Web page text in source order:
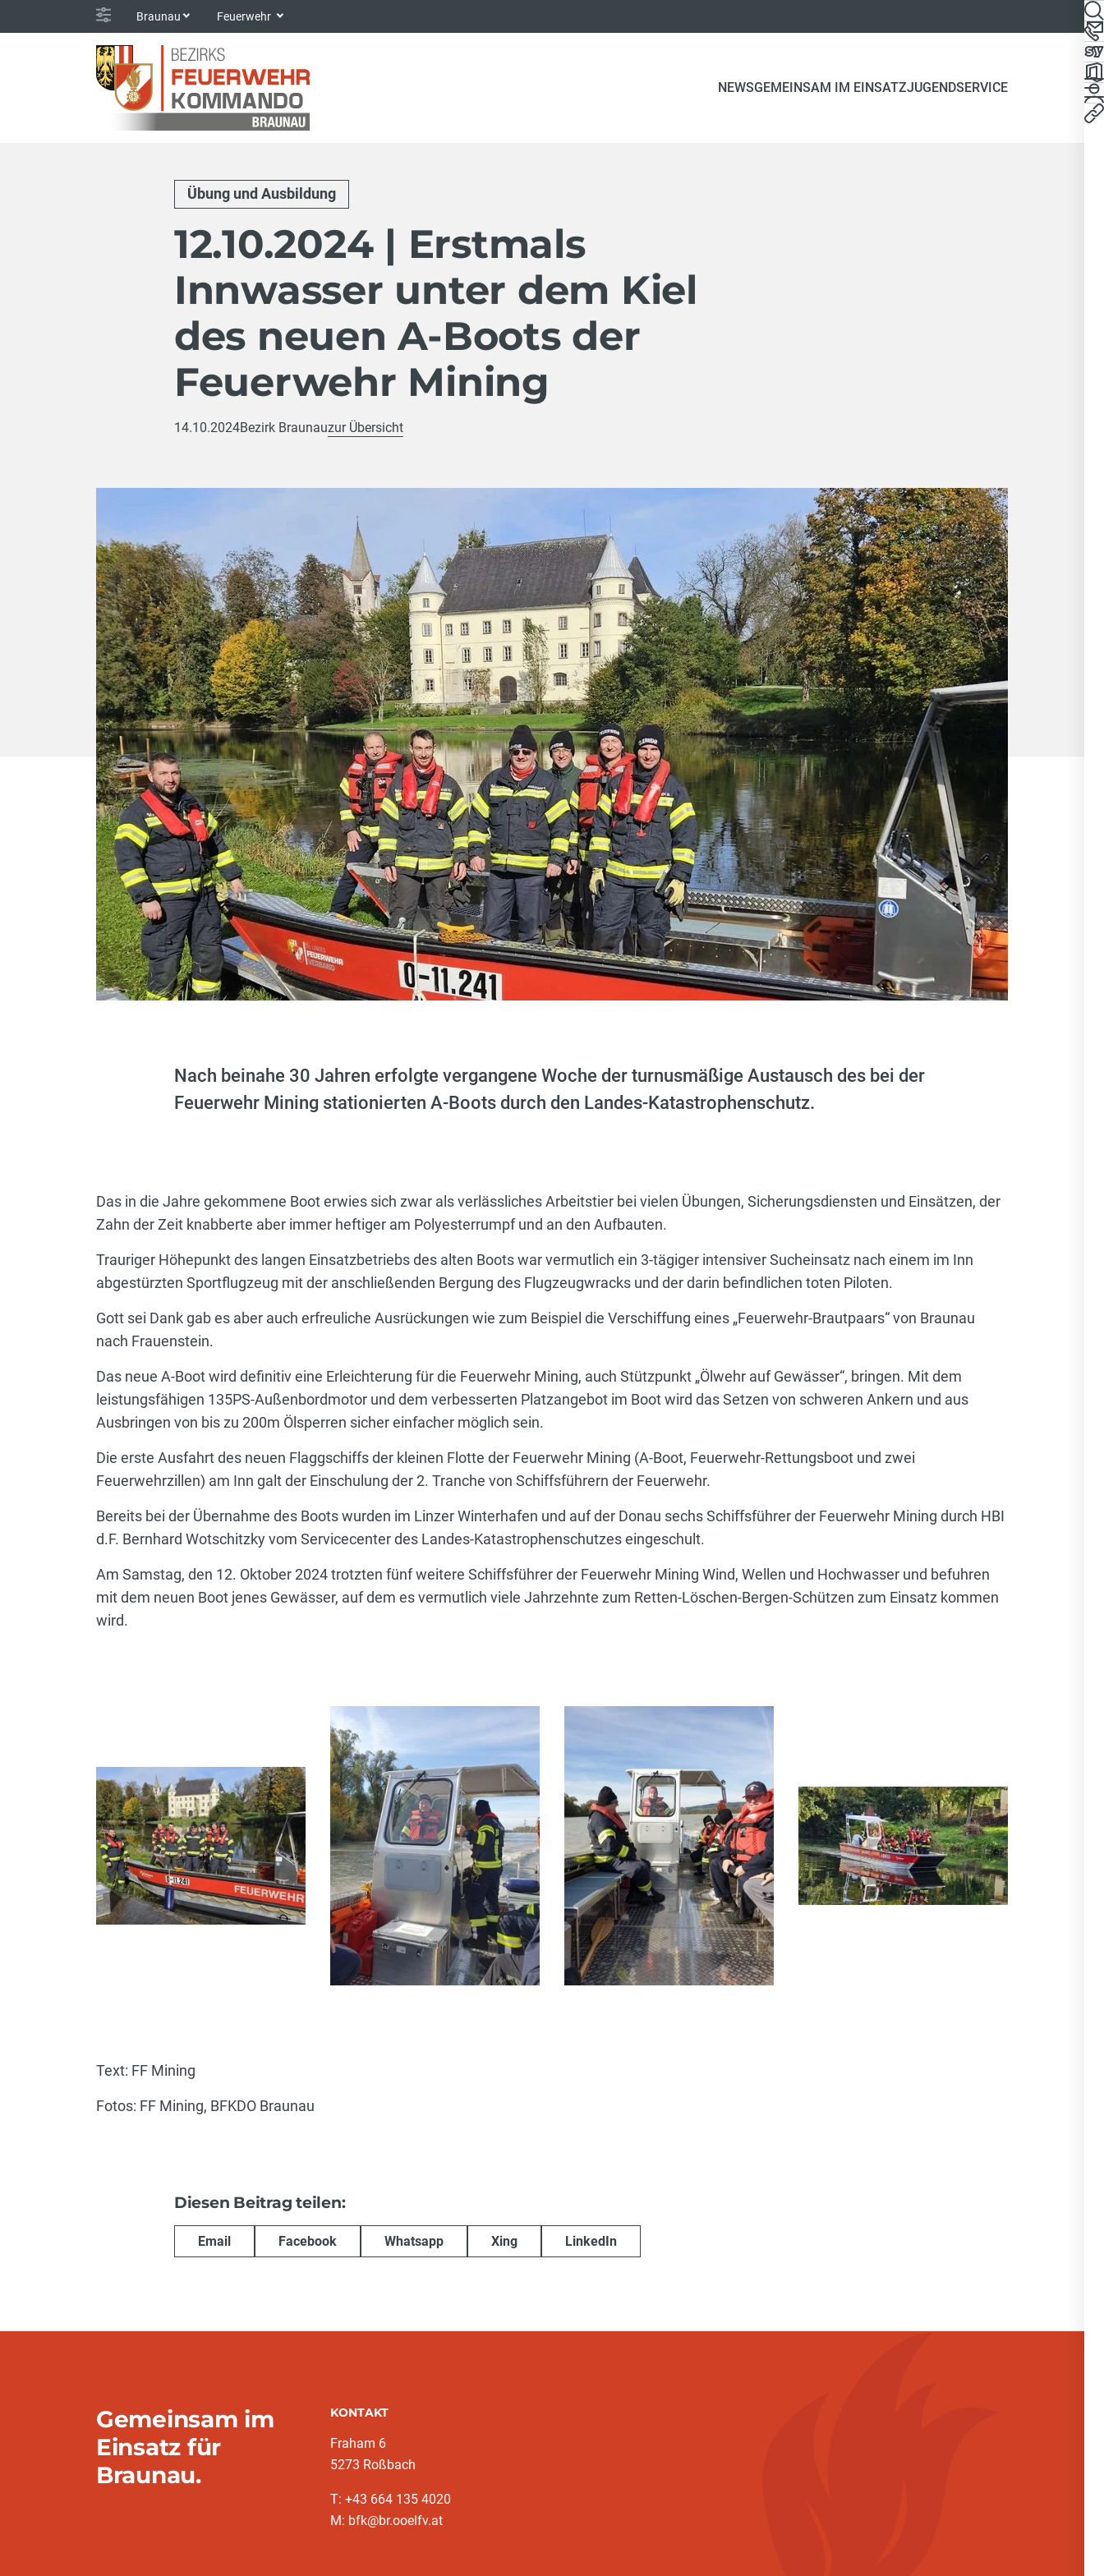
Braunau Feuerwehr
NEWSGEMEINSAM IM EINSATZJUGENDSERVICE
Übung und Ausbildung
12.10.2024 | Erstmals
Innwasser unter dem Kiel
des neuen A-Boots der
Feuerwehr Mining
14.10.2024Bezirk Braunauzur Übersicht
Nach beinahe 30 Jahren erfolgte vergangene Woche der turnusmäßige Austausch des bei der
Feuerwehr Mining stationierten A-Boots durch den Landes-Katastrophenschutz.
Das in die Jahre gekommene Boot erwies sich zwar als verlässliches Arbeitstier bei vielen Übungen, Sicherungsdiensten und Einsätzen, der
Zahn der Zeit knabberte aber immer heftiger am Polyesterrumpf und an den Aufbauten.
Trauriger Höhepunkt des langen Einsatzbetriebs des alten Boots war vermutlich ein 3-tägiger intensiver Sucheinsatz nach einem im Inn
abgestürzten Sportflugzeug mit der anschließenden Bergung des Flugzeugwracks und der darin befindlichen toten Piloten.
Gott sei Dank gab es aber auch erfreuliche Ausrückungen wie zum Beispiel die Verschiffung eines „Feuerwehr-Brautpaars“ von Braunau
nach Frauenstein.
Das neue A-Boot wird definitiv eine Erleichterung für die Feuerwehr Mining, auch Stützpunkt „Ölwehr auf Gewässer“, bringen. Mit dem
leistungsfähigen 135PS-Außenbordmotor und dem verbesserten Platzangebot im Boot wird das Setzen von schweren Ankern und aus
Ausbringen von bis zu 200m Ölsperren sicher einfacher möglich sein.
Die erste Ausfahrt des neuen Flaggschiffs der kleinen Flotte der Feuerwehr Mining (A-Boot, Feuerwehr-Rettungsboot und zwei
Feuerwehrzillen) am Inn galt der Einschulung der 2. Tranche von Schiffsführern der Feuerwehr.
Bereits bei der Übernahme des Boots wurden im Linzer Winterhafen und auf der Donau sechs Schiffsführer der Feuerwehr Mining durch HBI
d.F. Bernhard Wotschitzky vom Servicecenter des Landes-Katastrophenschutzes eingeschult.
Am Samstag, den 12. Oktober 2024 trotzten fünf weitere Schiffsführer der Feuerwehr Mining Wind, Wellen und Hochwasser und befuhren
mit dem neuen Boot jenes Gewässer, auf dem es vermutlich viele Jahrzehnte zum Retten-Löschen-Bergen-Schützen zum Einsatz kommen
wird.
Text: FF Mining
Fotos: FF Mining, BFKDO Braunau
Diesen Beitrag teilen:
Email Facebook Whatsapp Xing LinkedIn
Gemeinsam im
Einsatz für
Braunau.
KONTAKT
Fraham 6
5273 Roßbach
T: +43 664 135 4020
M: bfk@br.ooelfv.at